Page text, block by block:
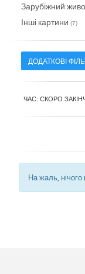
Зарубіжний
Інші картини (7)
ДОДАТКОВІ
ЧАС: СКОРО
На жаль,